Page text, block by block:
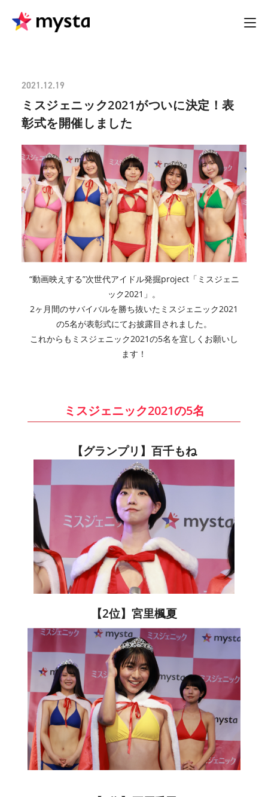
2021.12.19
ミスジェニック2021がついに決定！表
彰式を開催しました
“動画映えする”次世代アイドル発掘project「ミスジェニ
ック2021」。
2ヶ月間のサバイバルを勝ち抜いたミスジェニック2021
の5名が表彰式にてお披露目されました。
これからもミスジェニック2021の5名を宜しくお願いし
ます！
ミスジェニック2021の5名
【グランプリ】百千もね
【2位】宮里楓夏